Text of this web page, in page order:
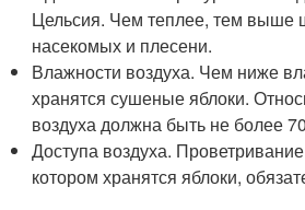
Цельсия. Чем теплее, тем выше
насекомых и плесени.
Влажности воздуха. Чем ниже
хранятся сушеные яблоки.
воздуха должна быть не более
Доступа воздуха.
котором хранятся яблоки,